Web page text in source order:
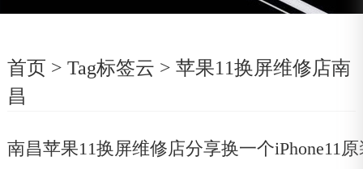
首页 > Tag标签云 > 苹果11换屏维修店南
昌
南昌苹果11换屏维修店分享换一个iPhone11